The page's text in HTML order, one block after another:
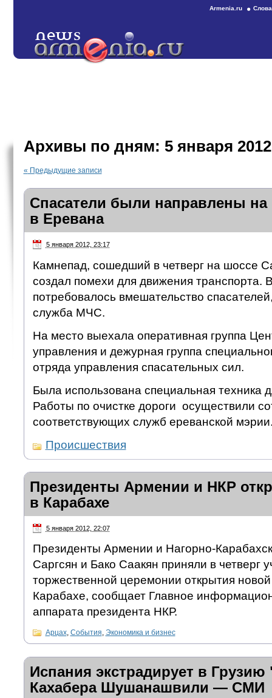
Armenia.ru
Архивы по дням: 5 января 2012
« Предыдущие записи
Спасатели были направлены на
в Еревана
5 января 2012, 23:17
Камнепад, сошедший в четверг на шоссе
создал помехи для движения транспорта.
потребовалось вмешательство
служба МЧС.
На место выехала оперативная группа
управления и дежурная группа
отряда управления спасательных сил.
Была использована специальная техника
Работы по очистке дороги осуществили
соответствующих служб ереванской
Происшествия
Президенты Армении и НКР
в Карабахе
5 января 2012, 22:07
Президенты Армении и Нагорно-
Саргсян и Бако Саакян приняли в четверг
торжественной церемонии открытия
Карабахе, сообщает Главное
аппарата президента НКР.
Арцах, События, Экономика и бизнес
Испания экстрадирует в Грузию
Кахабера Шушанашвили — СМИ